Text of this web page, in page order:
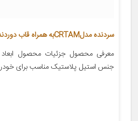
سردنده مدلCRTAMبه همراه قاب دوردنده
جنس استیل پلاستیک مناسب برای خودرو